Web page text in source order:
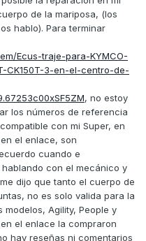
de la mariposa, (los
hablo). Para terminar
Ecus-traje-para-KYMCO-
CK150T-3-en-el-centro-de-
, no estoy
los números de referencia
con mi Super, en
el enlace, son
cuando e
con el mecánico y
dijo que tanto el cuerpo de
no es solo valida para la
modelos, Agility, People y
el enlace la compraron
hay reseñas ni comentarios